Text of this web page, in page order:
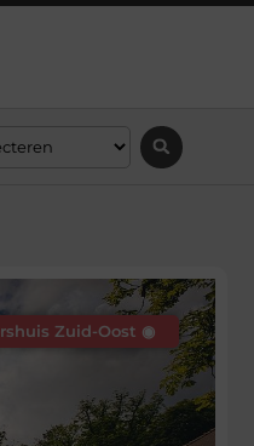
Zuid-Oost ◉